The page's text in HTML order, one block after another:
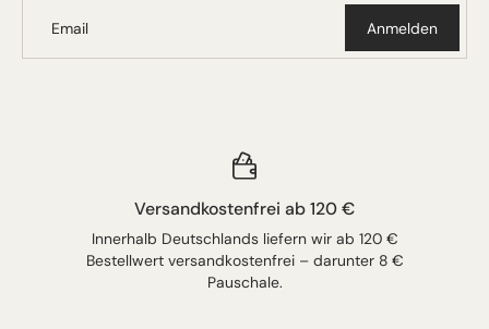
Email Anmelden
Versandkostenfrei ab 120 €
Innerhalb Deutschlands liefern wir ab 120 €
Bestellwert versandkostenfrei – darunter 8 €
Pauschale.